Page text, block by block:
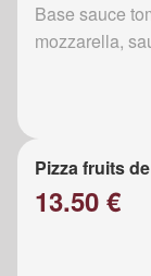
Base sauce
mozzarella,
Pizza fruits
13.50 €